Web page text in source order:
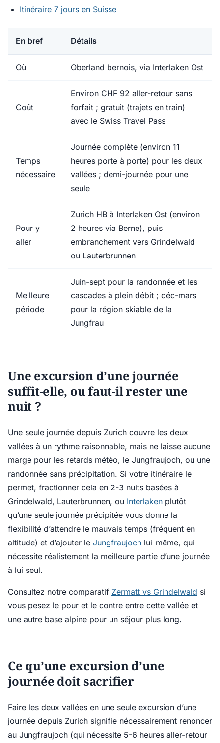
Itinéraire 7 jours en Suisse
En bref Détails
Où Oberland bernois, via Interlaken Ost
Coût
Environ CHF 92 aller-retour sans
forfait ; gratuit (trajets en train)
avec le Swiss Travel Pass
Temps
nécessaire
Journée complète (environ 11
heures porte à porte) pour les deux
vallées ; demi-journée pour une
seule
Pour y
aller
Zurich HB à Interlaken Ost (environ
2 heures via Berne), puis
embranchement vers Grindelwald
ou Lauterbrunnen
Meilleure
période
Juin-sept pour la randonnée et les
cascades à plein débit ; déc-mars
pour la région skiable de la
Jungfrau
Une excursion d’une journée
suffit-elle, ou faut-il rester une
nuit ?
Une seule journée depuis Zurich couvre les deux
vallées à un rythme raisonnable, mais ne laisse aucune
marge pour les retards météo, le Jungfraujoch, ou une
randonnée sans précipitation. Si votre itinéraire le
permet, fractionner cela en 2-3 nuits basées à
Grindelwald, Lauterbrunnen, ou Interlaken plutôt
qu’une seule journée précipitée vous donne la
flexibilité d’attendre le mauvais temps (fréquent en
altitude) et d’ajouter le Jungfraujoch lui-même, qui
nécessite réalistement la meilleure partie d’une journée
à lui seul.
Consultez notre comparatif Zermatt vs Grindelwald si
vous pesez le pour et le contre entre cette vallée et
une autre base alpine pour un séjour plus long.
Ce qu’une excursion d’une
journée doit sacrifier
Faire les deux vallées en une seule excursion d’une
journée depuis Zurich signifie nécessairement renoncer
au Jungfraujoch (qui nécessite 5-6 heures aller-retour